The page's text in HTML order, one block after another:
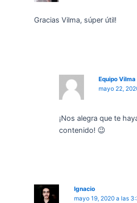
Gracias Vilma, súper útil!
Equipo
mayo 22,
¡Nos alegra que te
contenido! 😉
Ignacio
mayo 19, 2020 a las